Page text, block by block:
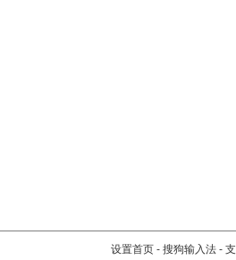
设置首页 - 搜狗输入法 -